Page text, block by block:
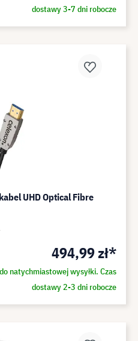
dostawy 3-7 dni robocze
UHD Optical Fibre
494,99 zł*
natychmiastowej wysyłki. Czas
dostawy 2-3 dni robocze